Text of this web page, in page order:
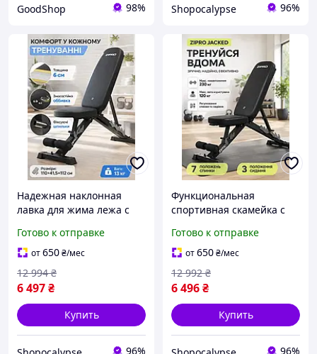
GoodShop 98% Shopocalypse 96%
Надежная наклонная
лавка для жима лежа с
прочной металлической
конструкцией
Готово к отправке
от650₴/мес
6 497₴
12 994 ₴
Купить
96%
Функциональная
спортивная скамейка с
для эффективных
тренировок всего тела
Готово к отправке
от650₴/мес
6 496₴
12 992 ₴
Купить
96%